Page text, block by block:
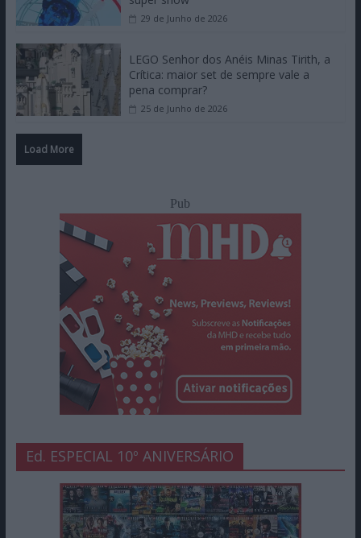
29 de Junho de 2026
LEGO Senhor dos Anéis Minas Tirith, a
Crítica: maior set de sempre vale a
pena comprar?
25 de Junho de 2026
Load More
Pub
Ed. ESPECIAL 10º ANIVERSÁRIO